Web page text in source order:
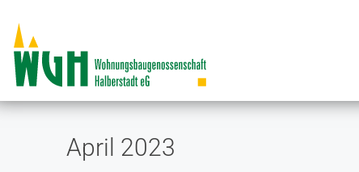
April 2023